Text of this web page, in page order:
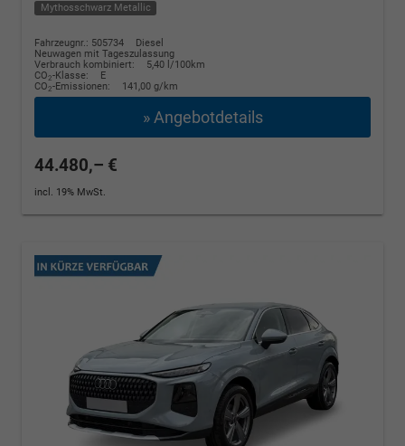
Mythosschwarz Metallic
Fahrzeugnr.: 505734
Diesel
Neuwagen mit Tageszulassung
Verbrauch kombiniert:
5,40 l/100km
CO2-Klasse:
E
CO2-Emissionen: 141,00 g/km
» Angebotdetails
44.480,– €
incl. 19% MwSt.